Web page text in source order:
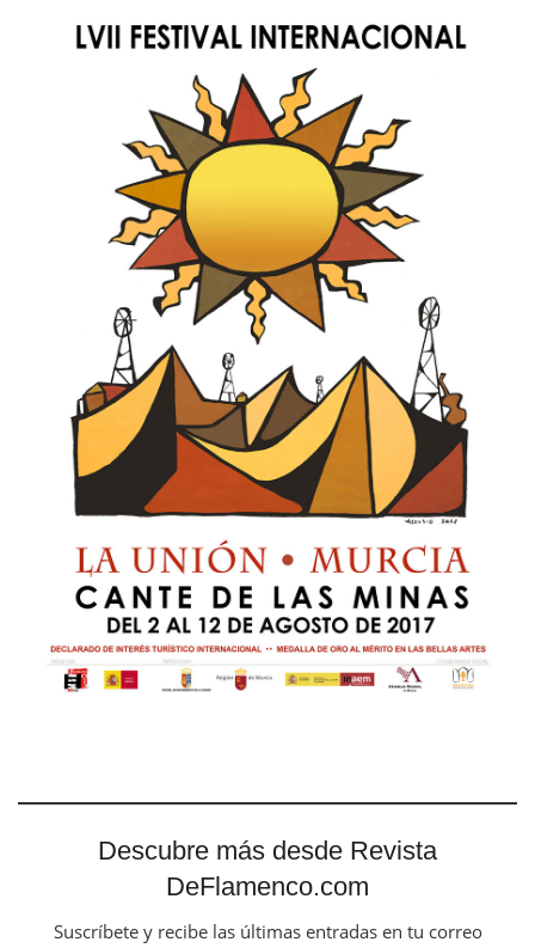
Descubre más desde Revista
DeFlamenco.com
Suscríbete y recibe las últimas entradas en tu correo